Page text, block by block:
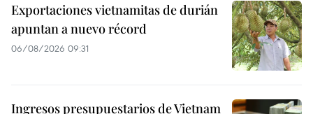
Exportaciones vietnamitas de durián
apuntan a nuevo récord
06/08/2026 09:31
Ingresos presupuestarios de Vietnam